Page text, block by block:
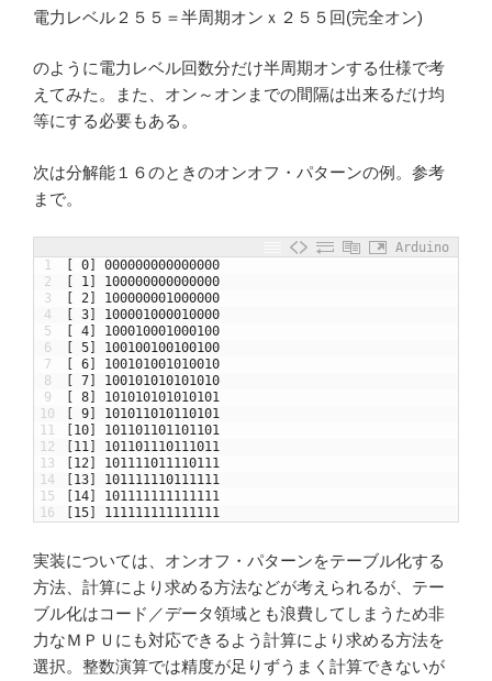
電力レベル２５５＝半周期オンｘ２５５回(完全オン)
のように電力レベル回数分だけ半周期オンする仕様で考
えてみた。また、オン～オンまでの間隔は出来るだけ均
等にする必要もある。
次は分解能１６のときのオンオフ・パターンの例。参考
まで。
Arduino
1
2
3
4
5
6
7
8
9
10
11
12
13
14
15
16
0
000000000000000
1
100000000000000
2
100000001000000
3
100001000010000
4
100010001000100
5
100100100100100
6
100101001010010
7
100101010101010
8
101010101010101
9
101011010110101
10
101101101101101
11
101101110111011
12
101111011110111
13
101111110111111
14
101111111111111
15 111111111111111
実装については、オンオフ・パターンをテーブル化する
方法、計算により求める方法などが考えられるが、テー
ブル化はコード／データ領域とも浪費してしまうため非
力なＭＰＵにも対応できるよう計算により求める方法を
選択。整数演算では精度が足りずうまく計算できないが